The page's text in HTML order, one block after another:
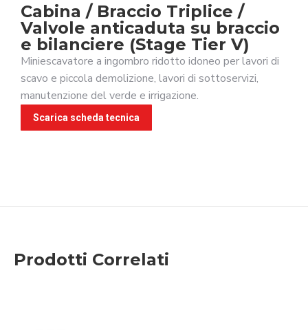
Cabina / Braccio Triplice /
Valvole anticaduta su braccio
e bilanciere (Stage Tier V)
Miniescavatore a ingombro ridotto idoneo per lavori di
scavo e piccola demolizione, lavori di sottoservizi,
manutenzione del verde e irrigazione.
Scarica scheda tecnica
Prodotti Correlati